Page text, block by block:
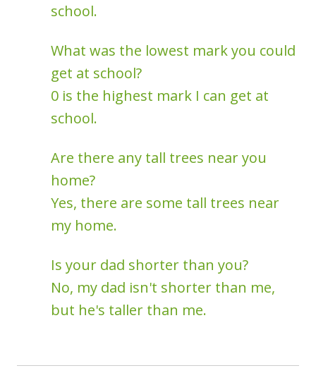
school.
What was the lowest mark you could
get at school?
0 is the highest mark I can get at
school.
Are there any tall trees near you
home?
Yes, there are some tall trees near
my home.
Is your dad shorter than you?
No, my dad isn't shorter than me,
but he's taller than me.